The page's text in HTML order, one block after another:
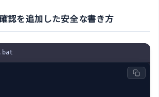
認を追加した安全な書き方